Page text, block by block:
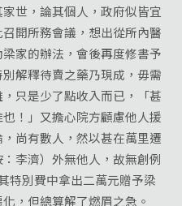
世，論其個人，政府似皆宜
開所務會議，想出從所內醫
家的辦法，會後再度修書予
解釋待賣之藥乃現成，毋需
只是少了點收入而已，「甚
！」又擔心院方顧慮他人援
尚有數人，然以甚在萬里遷
李濟）外無他人，故無創例
特別費中拿出二萬元贈予梁
，但總算解了燃眉之急。